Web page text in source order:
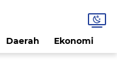
Daerah Ekonomi